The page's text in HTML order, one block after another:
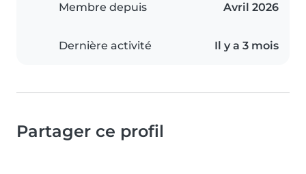
Membre depuis Avril 2026
Dernière activité Il y a 3 mois
Partager ce profil